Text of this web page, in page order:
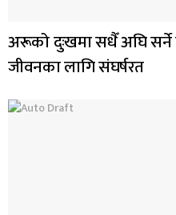
अरूको दुःखमा सधैँ अघि
जीवनका लागि संघर्षरत